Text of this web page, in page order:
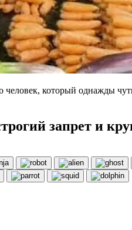
человек, который однажды
запрет и